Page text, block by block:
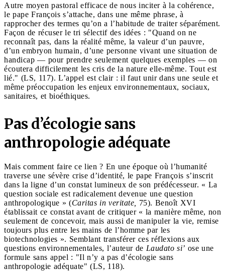
Autre moyen pastoral efficace de nous inciter à la cohérence,
le pape François s’attache, dans une même phrase, à
rapprocher des termes qu’on a l’habitude de traiter séparément.
Façon de récuser le tri sélectif des idées : "Quand on ne
reconnaît pas, dans la réalité même, la valeur d’un pauvre,
d’un embryon humain, d’une personne vivant une situation de
handicap — pour prendre seulement quelques exemples — on
écoutera difficilement les cris de la nature elle-même. Tout est
lié." (LS, 117). L’appel est clair : il faut unir dans une seule et
même préoccupation les enjeux environnementaux, sociaux,
sanitaires, et bioéthiques.
Pas d’écologie sans
anthropologie adéquate
Mais comment faire ce lien ? En une époque où l’humanité
traverse une sévère crise d’identité, le pape François s’inscrit
dans la ligne d’un constat lumineux de son prédécesseur. « La
question sociale est radicalement devenue une question
anthropologique » (Caritas in veritate,
75). Benoît XVI
établissait ce constat avant de critiquer « la manière même, non
seulement de concevoir, mais aussi de manipuler la vie, remise
toujours plus entre les mains de l’homme par les
biotechnologies ». Semblant transférer ces réflexions aux
questions environnementales, l’auteur de Laudato si’ ose une
formule sans appel : "Il n’y a pas d’écologie sans
anthropologie adéquate" (LS, 118).